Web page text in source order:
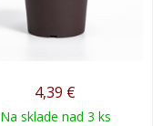
4,39 €
Na sklade nad 3 ks